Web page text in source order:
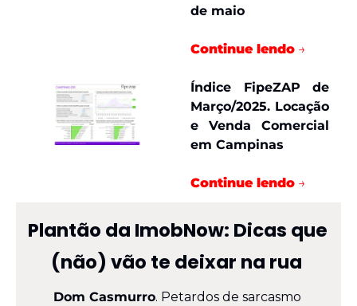
de maio
Continue lendo →
Índice FipeZAP de
Março/2025. Locação
e Venda Comercial
em Campinas
Continue lendo →
Plantão da ImobNow: Dicas que
(não) vão te deixar na rua
Dom Casmurro. Petardos de sarcasmo